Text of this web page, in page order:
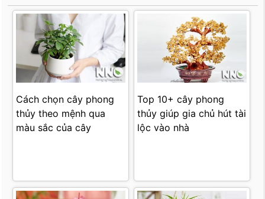
Cách chọn cây phong
thủy theo mệnh qua
màu sắc của cây
Top 10+ cây phong
thủy giúp gia chủ hút tài
lộc vào nhà